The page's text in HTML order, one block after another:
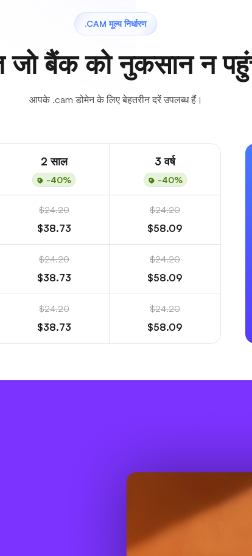
.CAM मूल्य निर्धारण
जो बैंक को नुकसान न
आपके .cam डोमेन के लिए बेहतरीन दरें उपलब्ध हैं।
2 साल
-40%
3 वर्ष
-40%
$24.20
$38.73
$24.20
$58.09
$24.20
$38.73
$24.20
$58.09
$24.20
$38.73
$24.20
$58.09